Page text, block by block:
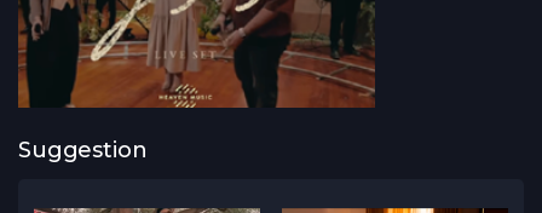
Suggestion